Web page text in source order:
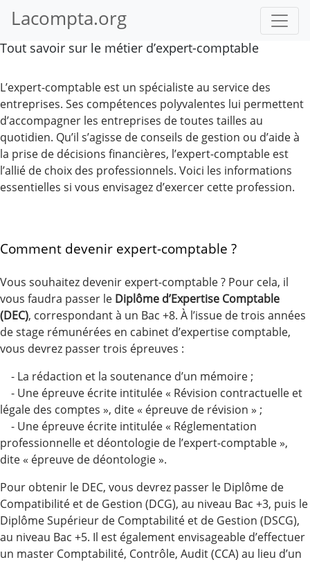
Lacompta.org
Tout savoir sur le métier d’expert-comptable
L’expert-comptable est un spécialiste au service des
entreprises. Ses compétences polyvalentes lui permettent
d’accompagner les entreprises de toutes tailles au
quotidien. Qu’il s’agisse de conseils de gestion ou d’aide à
la prise de décisions financières, l’expert-comptable est
l’allié de choix des professionnels. Voici les informations
essentielles si vous envisagez d’exercer cette profession.
Comment devenir expert-comptable ?
Vous souhaitez devenir expert-comptable ? Pour cela, il
vous faudra passer le Diplôme d’Expertise Comptable
(DEC), correspondant à un Bac +8. À l’issue de trois années
de stage rémunérées en cabinet d’expertise comptable,
vous devrez passer trois épreuves :
- La rédaction et la soutenance d’un mémoire ;
- Une épreuve écrite intitulée « Révision contractuelle et
légale des comptes », dite « épreuve de révision » ;
- Une épreuve écrite intitulée « Réglementation
professionnelle et déontologie de l’expert-comptable »,
dite « épreuve de déontologie ».
Pour obtenir le DEC, vous devrez passer le Diplôme de
Compatibilité et de Gestion (DCG), au niveau Bac +3, puis le
Diplôme Supérieur de Comptabilité et de Gestion (DSCG),
au niveau Bac +5. Il est également envisageable d’effectuer
un master Comptabilité, Contrôle, Audit (CCA) au lieu d’un